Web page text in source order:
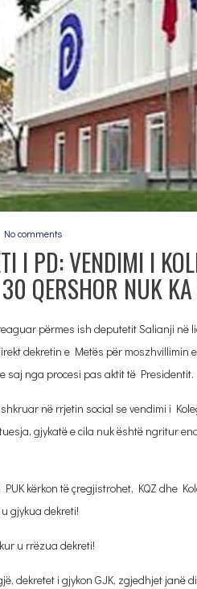
No comments
I PD: VENDIMI I
QERSHOR NUK KA
përmes ish deputetit Salianji në
dekretin e Metës për
saj nga procesi pas aktit të Presidentit.
në rrjetin social se vendimi i
gjykatë e cila nuk është ngritur
PUK kërkon të çregjistrohet, KQZ dhe
gjykua dekreti!
u rrëzua dekreti!
dekretet i gjykon GJK, zgjedhjet